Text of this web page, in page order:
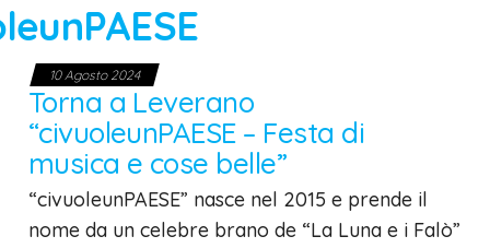
10 Agosto 2024
Torna a Leverano
“civuoleunPAESE – Festa di
musica e cose belle”
“civuoleunPAESE” nasce nel 2015 e prende il
nome da un celebre brano de “La Luna e i Falò”